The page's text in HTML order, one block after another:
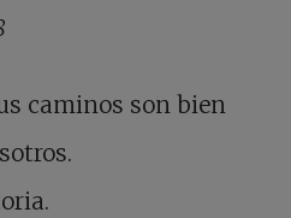
caminos son bien